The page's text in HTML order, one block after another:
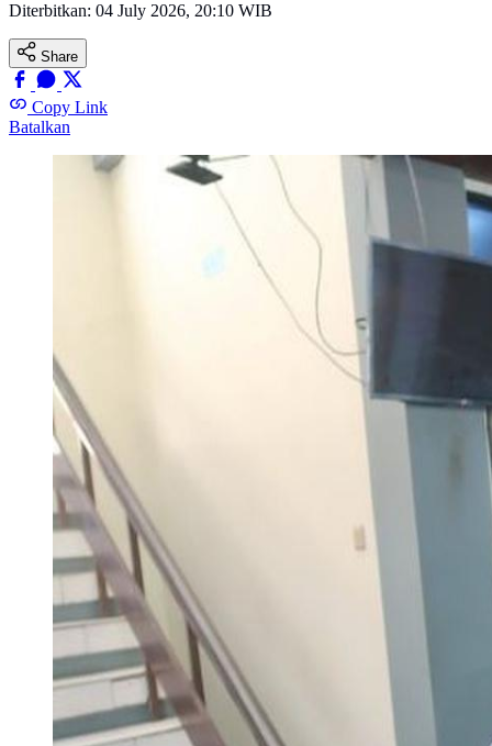
Diterbitkan: 04 July 2026, 20:10 WIB
Share
Copy Link
Batalkan